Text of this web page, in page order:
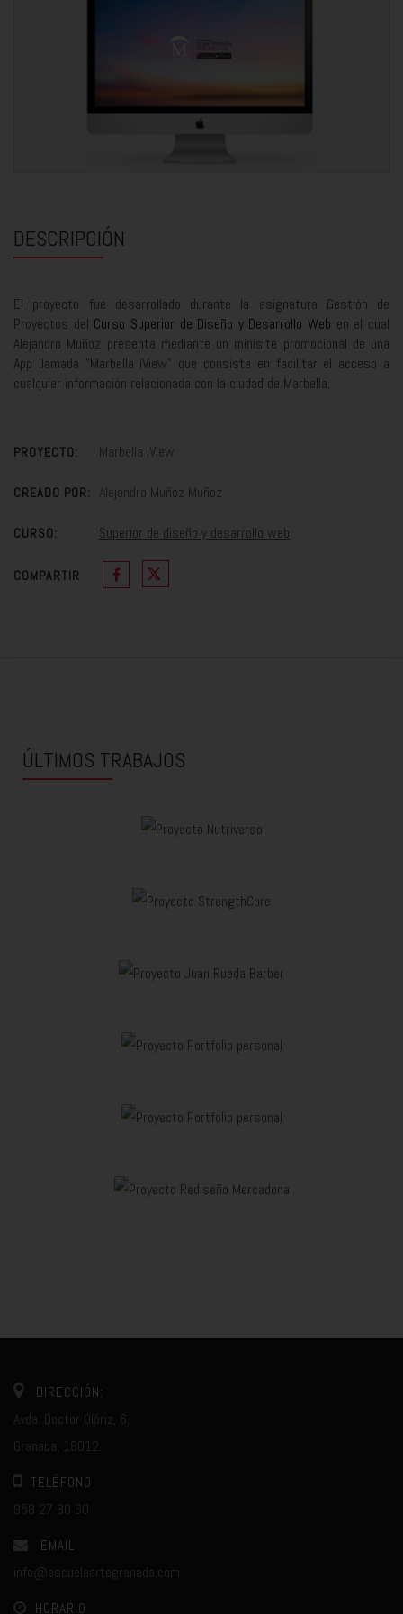
DESCRIPCIÓN
El proyecto fue desarrollado durante la asignatura Gestión de
Proyectos del Curso Superior de Diseño y Desarrollo Web en el cual
Alejandro Muñoz presenta mediante un minisite promocional de una
App llamada "Marbella iView" que consiste en facilitar el acceso a
cualquier información relacionada con la ciudad de Marbella.
PROYECTO: Marbella iView
CREADO POR: Alejandro Muñoz Muñoz
CURSO: Superior de diseño y desarrollo web
COMPARTIR
ÚLTIMOS TRABAJOS
DIRECCIÓN:
Avda. Doctor Olóriz, 6.
Granada, 18012.
TELÉFONO
958 27 80 60
EMAIL
info@escuelaartegranada.com
HORARIO